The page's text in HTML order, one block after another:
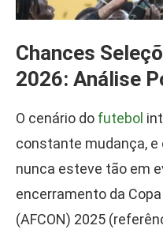
Chances
2026: Análise
O cenário do futebol
constante mudança,
nunca esteve tão em
encerramento da
(AFCON) 2025